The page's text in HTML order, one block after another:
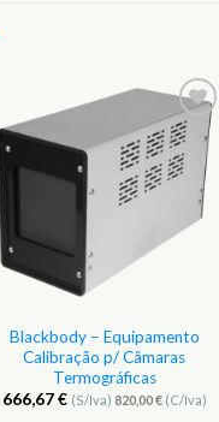
Adicionar
aos
Favoritos
Blackbody – Equipamento
Calibração p/ Câmaras
Termográficas
666,67€ (S/Iva) 820,00€(C/Iva)